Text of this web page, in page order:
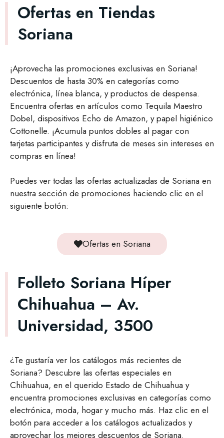
Ofertas en Tiendas
Soriana
¡Aprovecha las promociones exclusivas en Soriana!
Descuentos de hasta 30% en categorías como
electrónica, línea blanca, y productos de despensa.
Encuentra ofertas en artículos como Tequila Maestro
Dobel, dispositivos Echo de Amazon, y papel higiénico
Cottonelle. ¡Acumula puntos dobles al pagar con
tarjetas participantes y disfruta de meses sin intereses en
compras en línea!
Puedes ver todas las ofertas actualizadas de Soriana en
nuestra sección de promociones haciendo clic en el
siguiente botón:
Ofertas en Soriana
Folleto Soriana Híper
Chihuahua – Av.
Universidad, 3500
¿Te gustaría ver los catálogos más recientes de
Soriana? Descubre las ofertas especiales en
Chihuahua, en el querido Estado de Chihuahua y
encuentra promociones exclusivas en categorías como
electrónica, moda, hogar y mucho más. Haz clic en el
botón para acceder a los catálogos actualizados y
aprovechar los mejores descuentos de Soriana.